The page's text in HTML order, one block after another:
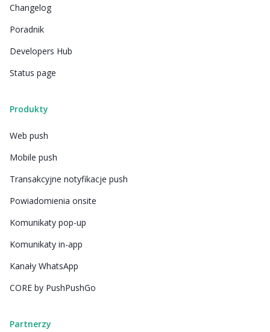
Changelog
Poradnik
Developers Hub
Status page
Produkty
Web push
Mobile push
Transakcyjne notyfikacje push
Powiadomienia onsite
Komunikaty pop-up
Komunikaty in-app
Kanały WhatsApp
CORE by PushPushGo
Partnerzy